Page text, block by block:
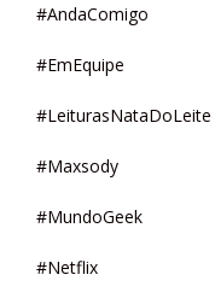
#AndaComigo
#EmEquipe
#LeiturasNataDoLeite
#Maxsody
#MundoGeek
#Netflix